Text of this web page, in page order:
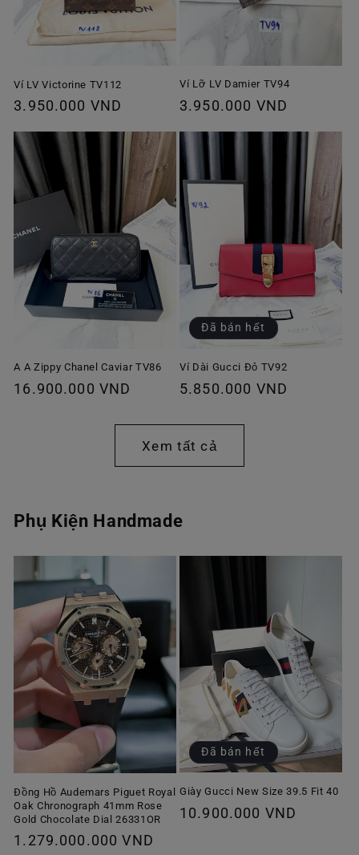
Ví LV Victorine TV112
Giá
thường
3.950.000 VND
Ví Lỡ LV Damier TV94
Giá
thường
3.950.000 VND
A A Zippy Chanel Caviar TV86
Giá
16.900.000 VND
Đã bán hết
Ví Dài Gucci Đỏ TV92
Giá
thường
5.850.000 VND
Xem tất cả
Phụ Kiện Handmade
Đồng Hồ Audemars Piguet Royal
Oak Chronograph 41mm Rose
Gold Chocolate Dial 26331OR
Giá
1.279.000.000 VND
Đã bán hết
Giày Gucci New Size 39.5 Fit 40
Giá
10.900.000 VND